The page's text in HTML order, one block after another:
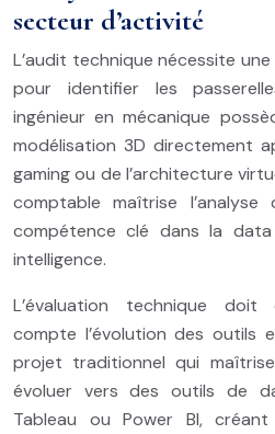
secteur d’activité
L’audit technique nécessite
pour identifier les
ingénieur en mécanique
modélisation 3D directement
gaming ou de l’architecture
comptable maîtrise l’analyse
compétence clé dans la
intelligence.
L’évaluation technique
compte l’évolution des outils
projet traditionnel qui
évoluer vers des outils de
Tableau ou Power BI,